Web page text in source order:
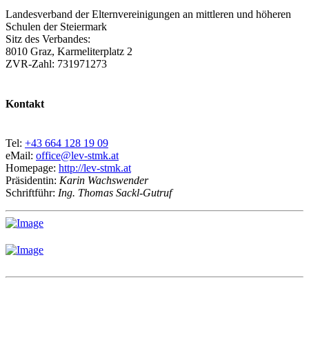
Landesverband der Elternvereinigungen an mittleren und höheren
Schulen der Steiermark
Sitz des Verbandes:
8010 Graz, Karmeliterplatz 2
ZVR-Zahl: 731971273
Kontakt
Tel: +43 664 128 19 09
eMail: office@lev-stmk.at
Homepage: http://lev-stmk.at
Präsidentin: Karin Wachswender
Schriftführ: Ing. Thomas Sackl-Gutruf